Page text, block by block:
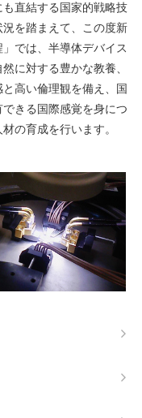
直結する国家的戦略技
を踏まえて、この度新
では、半導体デバイス
に対する豊かな教養、
高い倫理観を備え、国
きる国際感覚を身につ
の育成を行います。
学課程